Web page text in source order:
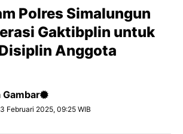
Polres Simalungun
Gaktibplin untuk
Anggota
Gambar
Februari 2025, 09:25 WIB